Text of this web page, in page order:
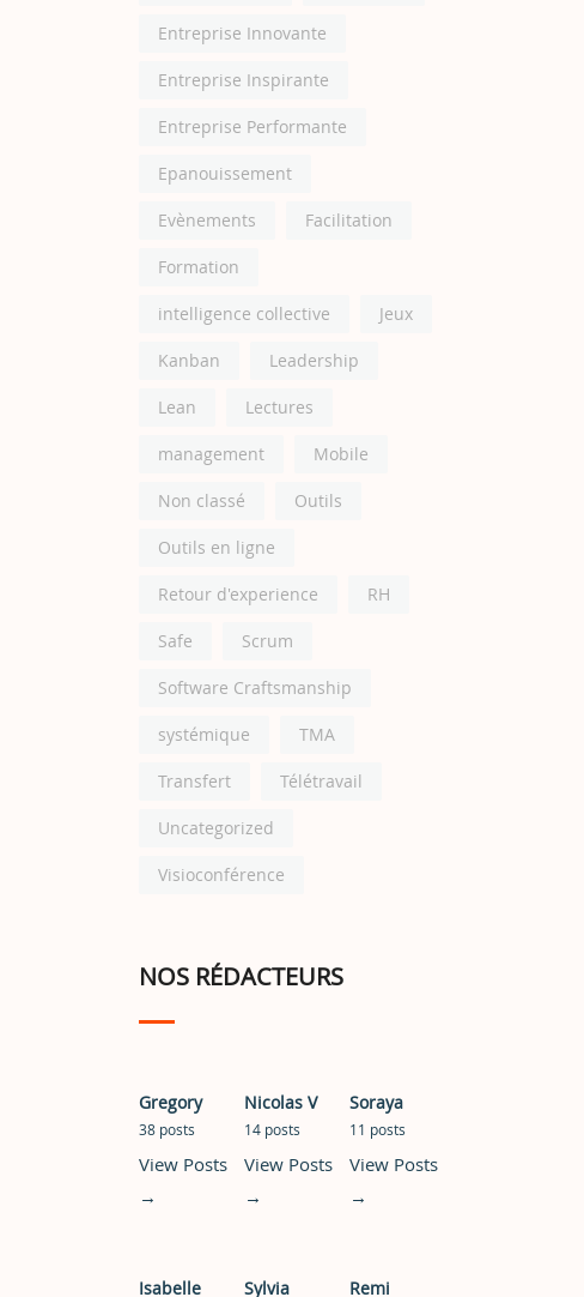
Entreprise Innovante
Entreprise Inspirante
Entreprise Performante
Epanouissement
Evènements Facilitation
Formation
intelligence collective Jeux
Kanban Leadership
Lean Lectures
management Mobile
Non classé Outils
Outils en ligne
Retour d'experience RH
Safe Scrum
Software Craftsmanship
systémique TMA
Transfert Télétravail
Uncategorized
Visioconférence
NOS RÉDACTEURS
Gregory
38 posts
View Posts
→
Nicolas V
14 posts
View Posts
→
Soraya
11 posts
View Posts
→
Isabelle Sylvia Remi